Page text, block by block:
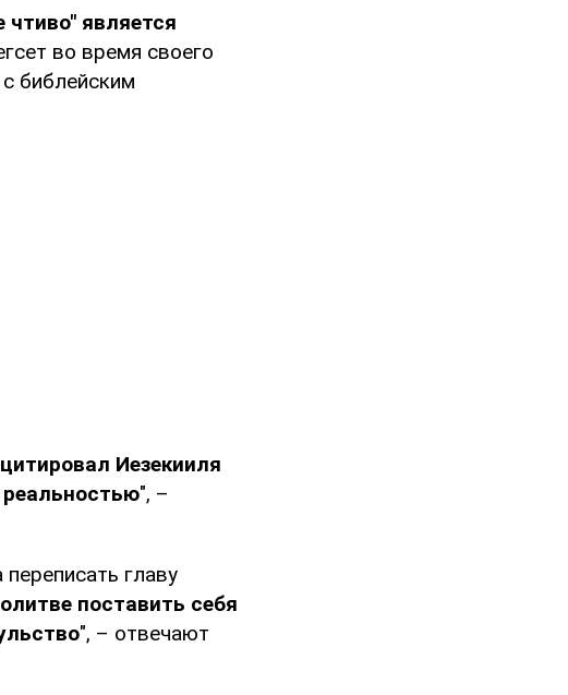
является
во время своего
библейским
Иезекииля
реальностью", –
главу
поставить себя
", – отвечают